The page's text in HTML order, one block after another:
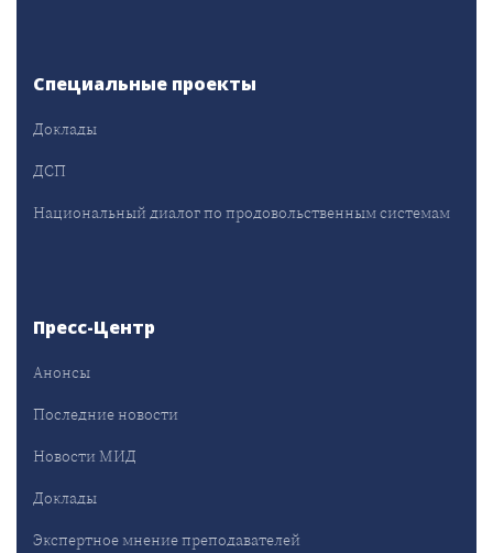
Специальные проекты
Доклады
ДСП
Национальный диалог по продовольственным системам
Пресс-Центр
Анонсы
Последние новости
Новости МИД
Доклады
Экспертное мнение преподавателей